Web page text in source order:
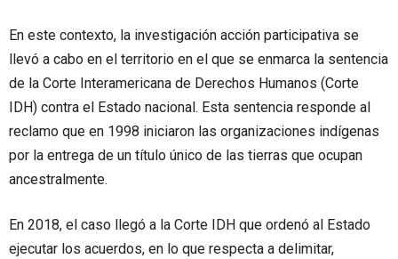
En este contexto, la investigación acción participativa se
llevó a cabo en el territorio en el que se enmarca la sentencia
de la Corte Interamericana de Derechos Humanos (Corte
IDH) contra el Estado nacional. Esta sentencia responde al
reclamo que en 1998 iniciaron las organizaciones indígenas
por la entrega de un título único de las tierras que ocupan
ancestralmente.
En 2018, el caso llegó a la Corte IDH que ordenó al Estado
ejecutar los acuerdos, en lo que respecta a delimitar,